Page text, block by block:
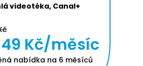
videotéka, Canal+
49 Kč/měsíc
nabídka na 6 měsíců